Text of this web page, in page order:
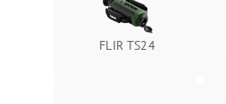
FLIR TS24